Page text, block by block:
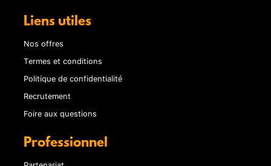
Liens utiles
Nos offres
Termes et conditions
Politique de confidentialité
Recrutement
Foire aux questions
Professionnel